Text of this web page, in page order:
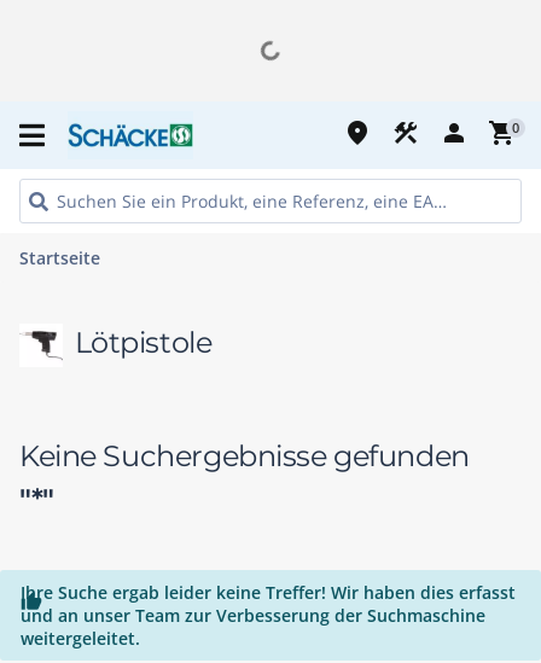
place construction person shopping_cart0
Startseite
Lötpistole
Keine Suchergebnisse gefunden
"*"

Ihre Suche ergab leider keine Treffer! Wir haben dies erfasst
und an unser Team zur Verbesserung der Suchmaschine
weitergeleitet.